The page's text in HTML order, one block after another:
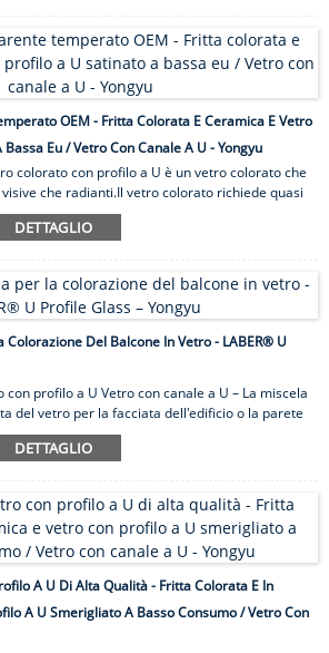
profilo a U.Non solo ha un aspetto
di vetro con profilo a U/vetro con canale a U
che lo rendono adatto per esterni e...
OEM - Fritta Colorata E Ceramica E Vetro
Eu / Vetro Con Canale A U - Yongyu
colorato con profilo a U è un vetro colorato che
che radianti.Il vetro colorato richiede quasi
per ridurre il potenziale stress termico e la
il calore assorbito.I nostri prodotti in vetro
della luce.Si consiglia di ordinare campioni
fedele dei colori.Le fritte di
cotte a 650 gradi Celsius sul b ...
DETTAGLIO
Colorazione Del Balcone In Vetro - LABER® U
profilo a U Vetro con canale a U – La miscela
del vetro per la facciata dell'edificio o la parete
essere data per scontata.Dovresti sempre
finire con quella perfetta per l'immagine.Se
profilo a U.Non solo ha un aspetto
di vetro con profilo a U/vetro con canale a U
che lo rendono adatto per esterni e...
DETTAGLIO
A U Di Alta Qualità - Fritta Colorata E In
A U Smerigliato A Basso Consumo / Vetro Con